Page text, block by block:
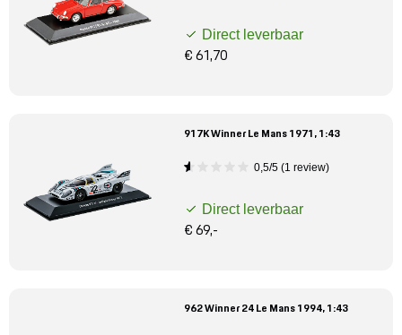
Direct leverbaar
€ 61,70
917K Winner Le Mans 1971, 1:43
0,5/5 (1 review)
Direct leverbaar
€ 69,-
962 Winner 24 Le Mans 1994, 1:43